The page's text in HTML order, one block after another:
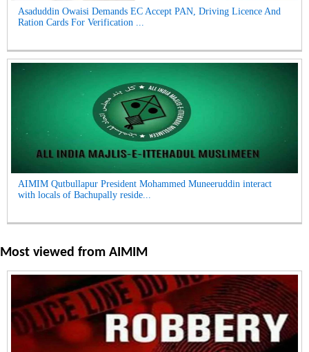
Asaduddin Owaisi Demands EC Accept PAN, Driving Licence And
Ration Cards For Verification ...
AIMIM Qutbullapur President Mohammed Muneeruddin interact
with locals of Bachupally reside...
Most viewed from AIMIM